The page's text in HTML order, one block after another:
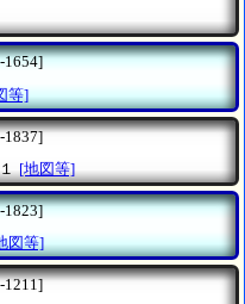
1654]
等]
1837]
[地図等]
1823]
図等]
1211]